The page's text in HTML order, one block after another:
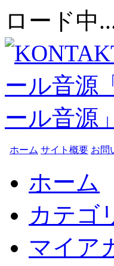
ロード中
ホーム サイト概要 お問
ホーム
カテゴ
マイア